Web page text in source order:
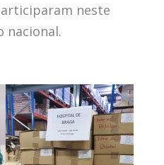
neste
nacional.